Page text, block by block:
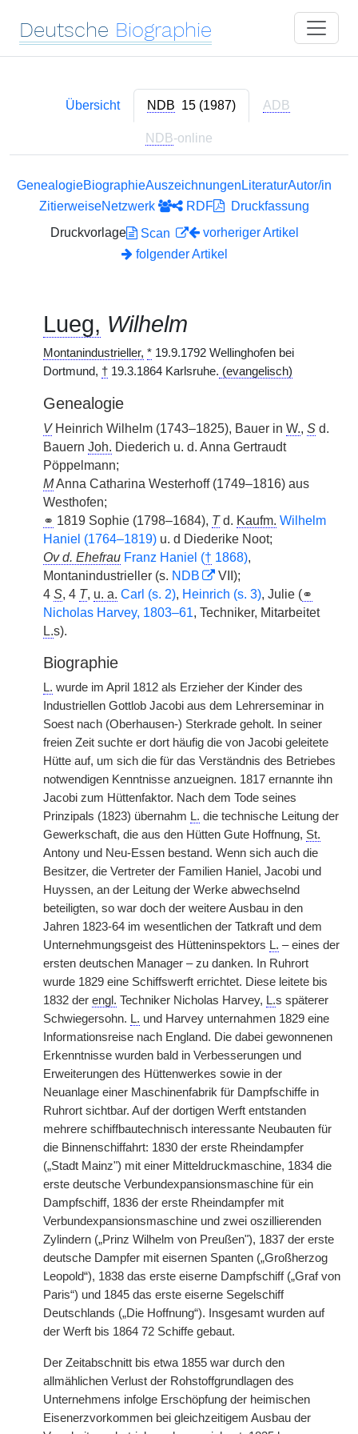
Deutsche Biographie
Übersicht NDB 15 (1987) ADB
NDB-online
GenealogieBiographieAuszeichnungen LiteraturAutor/in
ZitierweiseNetzwerk RDF
Druckfassung
Druckvorlage
Scan
vorheriger Artikel
folgender Artikel
Lueg, Wilhelm
Montanindustrieller, * 19.9.1792 Wellinghofen bei
Dortmund, † 19.3.1864 Karlsruhe. (evangelisch)
Genealogie
VHeinrich Wilhelm (1743–1825), Bauer in W., S d.
Bauern Joh. Diederich u. d. Anna Gertraudt
Pöppelmann;
MAnna Catharina Westerhoff (1749–1816) aus
Westhofen;
⚭ 1819 Sophie (1798–1684), Td. Kaufm. Wilhelm
Haniel (1764–1819) u. d Diederike Noot;
Ov d. Ehefrau Franz Haniel († 1868),
Montanindustrieller (s. NDB
VII);
4 S, 4 T, u. a. Carl (s. 2), Heinrich (s. 3), Julie (⚭
Nicholas Harvey, 1803–61, Techniker, Mitarbeitet
L.s).
Biographie
L. wurde im April 1812 als Erzieher der Kinder des
Industriellen Gottlob Jacobi aus dem Lehrerseminar in
Soest nach (Oberhausen-) Sterkrade geholt. In seiner
freien Zeit suchte er dort häufig die von Jacobi geleitete
Hütte auf, um sich die für das Verständnis des Betriebes
notwendigen Kenntnisse anzueignen. 1817 ernannte ihn
Jacobi zum Hüttenfaktor. Nach dem Tode seines
Prinzipals (1823) übernahm L. die technische Leitung der
Gewerkschaft, die aus den Hütten Gute Hoffnung, St.
Antony und Neu-Essen bestand. Wenn sich auch die
Besitzer, die Vertreter der Familien Haniel, Jacobi und
Huyssen, an der Leitung der Werke abwechselnd
beteiligten, so war doch der weitere Ausbau in den
Jahren 1823-64 im wesentlichen der Tatkraft und dem
Unternehmungsgeist des Hütteninspektors L. – eines der
ersten deutschen Manager – zu danken. In Ruhrort
wurde 1829 eine Schiffswerft errichtet. Diese leitete bis
1832 der engl. Techniker Nicholas Harvey, L.s späterer
Schwiegersohn. L. und Harvey unternahmen 1829 eine
Informationsreise nach England. Die dabei gewonnenen
Erkenntnisse wurden bald in Verbesserungen und
Erweiterungen des Hüttenwerkes sowie in der
Neuanlage einer Maschinenfabrik für Dampfschiffe in
Ruhrort sichtbar. Auf der dortigen Werft entstanden
mehrere schiffbautechnisch interessante Neubauten für
die Binnenschiffahrt: 1830 der erste Rheindampfer
(„Stadt Mainz") mit einer Mitteldruckmaschine, 1834 die
erste deutsche Verbundexpansionsmaschine für ein
Dampfschiff, 1836 der erste Rheindampfer mit
Verbundexpansionsmaschine und zwei oszillierenden
Zylindern („Prinz Wilhelm von Preußen"), 1837 der erste
deutsche Dampfer mit eisernen Spanten („Großherzog
Leopold“), 1838 das erste eiserne Dampfschiff („Graf von
Paris“) und 1845 das erste eiserne Segelschiff
Deutschlands („Die Hoffnung“). Insgesamt wurden auf
der Werft bis 1864 72 Schiffe gebaut.
Der Zeitabschnitt bis etwa 1855 war durch den
allmählichen Verlust der Rohstoffgrundlagen des
Unternehmens infolge Erschöpfung der heimischen
Eisenerzvorkommen bei gleichzeitigem Ausbau der